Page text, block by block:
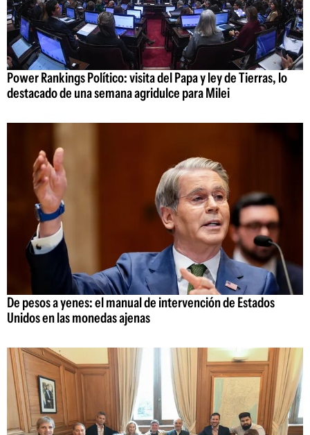
Power Rankings Político: visita del Papa y ley de Tierras, lo
destacado de una semana agridulce para Milei
De pesos a yenes: el manual de intervención de Estados
Unidos en las monedas ajenas